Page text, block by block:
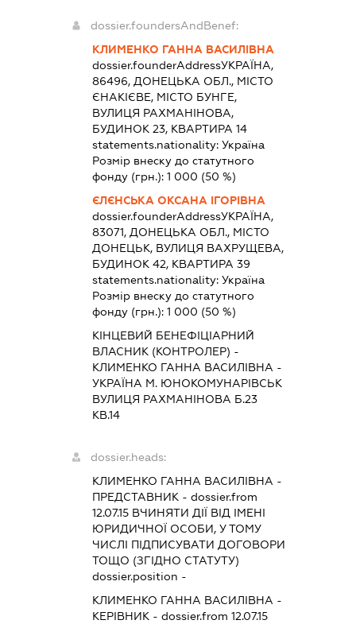
dossier.foundersAndBenef:
КЛИМЕНКО ГАННА ВАСИЛІВНА
dossier.founderAddressУКРАЇНА,
86496, ДОНЕЦЬКА ОБЛ., МІСТО
ЄНАКІЄВЕ, МІСТО БУНГЕ,
ВУЛИЦЯ РАХМАНІНОВА,
БУДИНОК 23, КВАРТИРА 14
statements.nationality: Україна
Розмір внеску до статутного
фонду (грн.): 1 000 (50 %)
ЄЛЄНСЬКА ОКСАНА ІГОРІВНА
dossier.founderAddressУКРАЇНА,
83071, ДОНЕЦЬКА ОБЛ., МІСТО
ДОНЕЦЬК, ВУЛИЦЯ ВАХРУЩЕВА,
БУДИНОК 42, КВАРТИРА 39
statements.nationality: Україна
Розмір внеску до статутного
фонду (грн.): 1 000 (50 %)
КІНЦЕВИЙ БЕНЕФІЦІАРНИЙ
ВЛАСНИК (КОНТРОЛЕР) -
КЛИМЕНКО ГАННА ВАСИЛІВНА -
УКРАЇНА М. ЮНОКОМУНАРІВСЬК
ВУЛИЦЯ РАХМАНІНОВА Б.23
КВ.14
dossier.heads:
КЛИМЕНКО ГАННА ВАСИЛІВНА -
ПРЕДСТАВНИК - dossier.from
12.07.15ВЧИНЯТИ ДІЇ ВІД ІМЕНІ
ЮРИДИЧНОЇ ОСОБИ, У ТОМУ
ЧИСЛІ ПІДПИСУВАТИ ДОГОВОРИ
ТОЩО (ЗГІДНО СТАТУТУ)
dossier.position -
КЛИМЕНКО ГАННА ВАСИЛІВНА -
КЕРІВНИК - dossier.from 12.07.15